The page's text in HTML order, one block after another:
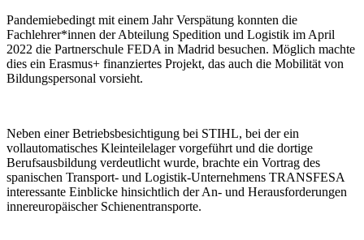
Pandemiebedingt mit einem Jahr Verspätung konnten die
Fachlehrer*innen der Abteilung Spedition und Logistik im April
2022 die Partnerschule FEDA in Madrid besuchen. Möglich machte
dies ein Erasmus+ finanziertes Projekt, das auch die Mobilität von
Bildungspersonal vorsieht.
Neben einer Betriebsbesichtigung bei STIHL, bei der ein
vollautomatisches Kleinteilelager vorgeführt und die dortige
Berufsausbildung verdeutlicht wurde, brachte ein Vortrag des
spanischen Transport- und Logistik-Unternehmens TRANSFESA
interessante Einblicke hinsichtlich der An- und Herausforderungen
innereuropäischer Schienentransporte.